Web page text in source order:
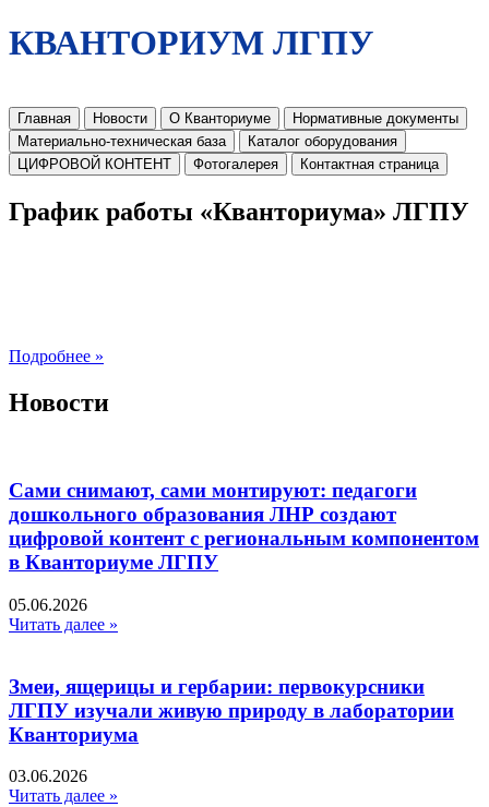
КВАНТОРИУМ ЛГПУ
Главная Новости О Кванториуме
Нормативные документы
Материально-техническая база
Каталог оборудования
ЦИФРОВОЙ КОНТЕНТ
Фотогалерея Контактная страница
График работы «Кванториума» ЛГПУ
Подробнее »
Новости
Сами снимают, сами монтируют: педагоги
дошкольного образования ЛНР создают
цифровой контент с региональным компонентом
в Кванториуме ЛГПУ​
05.06.2026
Читать далее »
Змеи, ящерицы и гербарии: первокурсники
ЛГПУ изучали живую природу в лаборатории
Кванториума
03.06.2026
Читать далее »